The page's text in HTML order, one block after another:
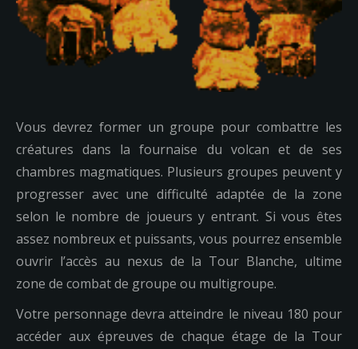
Vous devrez former un groupe pour combattre les
créatures dans la fournaise du volcan et de ses
chambres magmatiques. Plusieurs groupes peuvent y
progresser avec une difficulté adaptée de la zone
selon le nombre de joueurs y entrant. Si vous êtes
assez nombreux et puissants, vous pourrez ensemble
ouvrir l’accès au nexus de la Tour Blanche, ultime
zone de combat de groupe ou multigroupe.
Votre personnage devra atteindre le niveau 180 pour
accéder aux épreuves de chaque étage de la Tour